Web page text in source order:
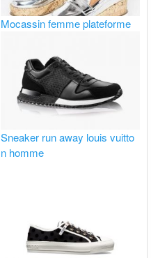
Mocassin femme plateforme
Sneaker run away louis vuitto
n homme